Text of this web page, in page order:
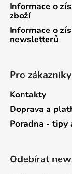
Informace o
zboží
Informace o
newsletterů
Pro zákazníky
Kontakty
Doprava a
Poradna - tipy
Odebírat